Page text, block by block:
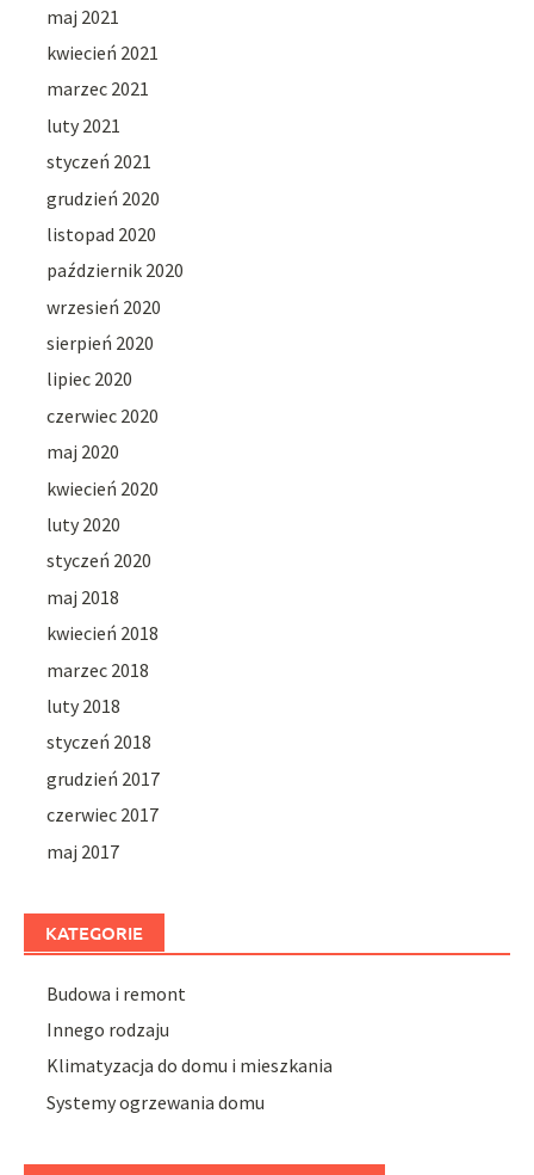
maj 2021
kwiecień 2021
marzec 2021
luty 2021
styczeń 2021
grudzień 2020
listopad 2020
październik 2020
wrzesień 2020
sierpień 2020
lipiec 2020
czerwiec 2020
maj 2020
kwiecień 2020
luty 2020
styczeń 2020
maj 2018
kwiecień 2018
marzec 2018
luty 2018
styczeń 2018
grudzień 2017
czerwiec 2017
maj 2017
KATEGORIE
Budowa i remont
Innego rodzaju
Klimatyzacja do domu i mieszkania
Systemy ogrzewania domu